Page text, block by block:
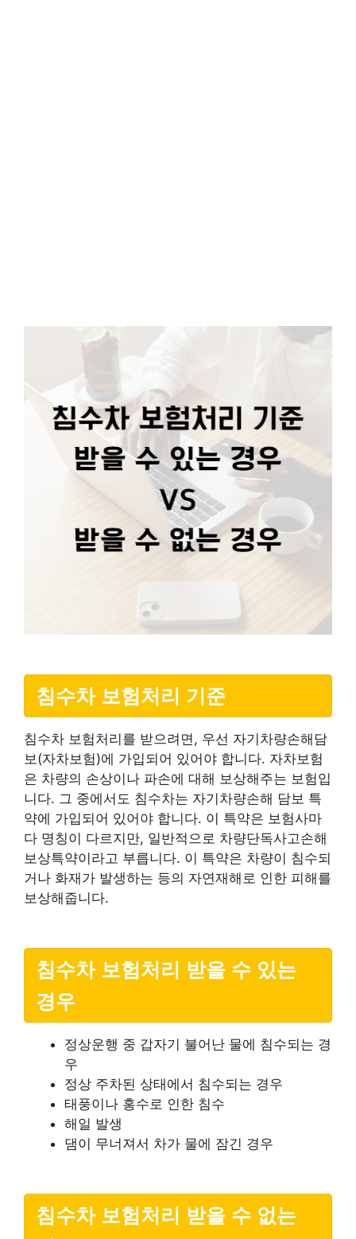
침수차 보험처리 기준
침수차 보험처리를 받으려면, 우선 자기차량손해담
보(자차보험)에 가입되어 있어야 합니다. 자차보험
은 차량의 손상이나 파손에 대해 보상해주는 보험입
니다. 그 중에서도 침수차는 자기차량손해 담보 특
약에 가입되어 있어야 합니다. 이 특약은 보험사마
다 명칭이 다르지만, 일반적으로 차량단독사고손해
보상특약이라고 부릅니다. 이 특약은 차량이 침수되
거나 화재가 발생하는 등의 자연재해로 인한 피해를
보상해줍니다.
침수차 보험처리 받을 수 있는
경우
정상운행 중 갑자기 불어난 물에 침수되는 경
우
정상 주차된 상태에서 침수되는 경우
태풍이나 홍수로 인한 침수
해일 발생
댐이 무너져서 차가 물에 잠긴 경우
침수차 보험처리 받을 수 없는